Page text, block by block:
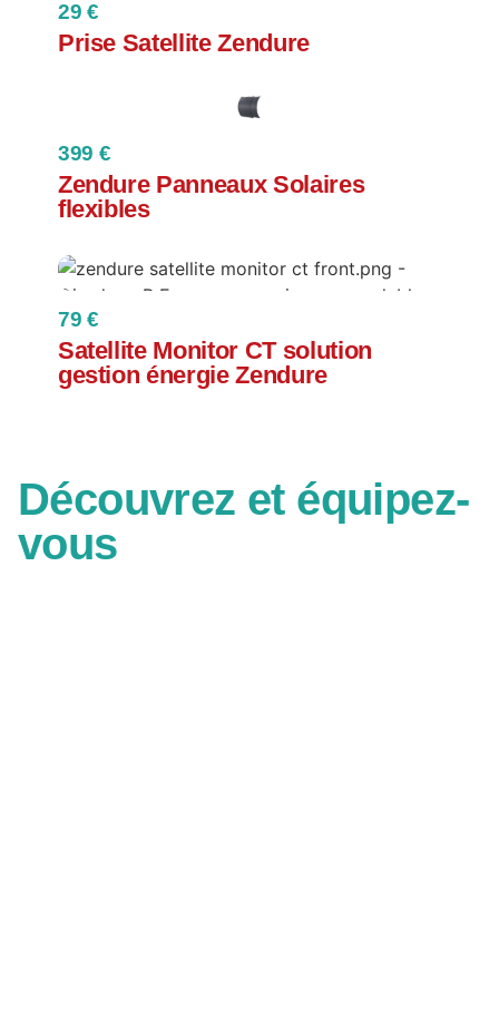
29 €
Prise Satellite Zendure
399 €
Zendure Panneaux Solaires
flexibles
79 €
Satellite Monitor CT solution
gestion énergie Zendure
Découvrez et équipez-
vous